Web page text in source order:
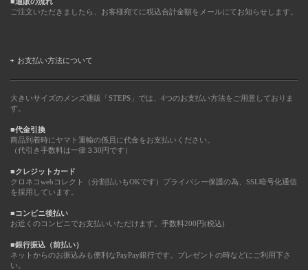
ご注文いただきましたら、お客様宛てに税込合計金額をメールにてお知らせします。
お支払い方法について
大きいサイズのメンズ通販「STEPS」では、4つのお支払い方法をご用意しておりま
す。
■代金引換
商品到着時にヤマト運輸の係員に代金をお支払いください。
（代引き手数料は一律３30円です）
■クレジットカード
クロネコwebコレクト（分割払いもOKです）プライバシー保護の為、SSL暗号化通信
を採用しています。
■コンビニ後払い
お近くのコンビニでお支払いいただけます。手数料200円(税込)
■銀行振込（前払い）
ネットからのお振込みも便利なPayPay銀行です。プレゼントの時などにご利用下さ
い。